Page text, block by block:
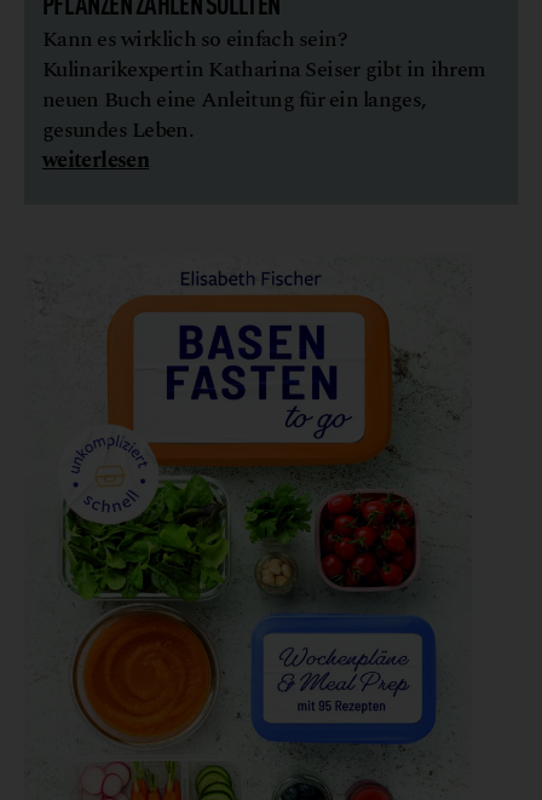
Kann es wirklich so einfach sein?
Kulinarikexpertin Katharina Seiser gibt in ihrem
neuen Buch eine Anleitung für ein langes,
gesundes Leben.
weiterlesen